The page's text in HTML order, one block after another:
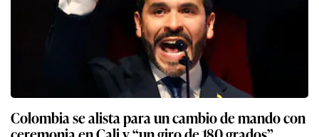
Colombia se alista para un cambio de mando con